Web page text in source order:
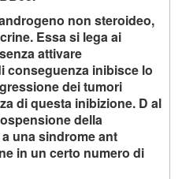
non steroideo,
Essa si lega ai
attivare
conseguenza inibisce lo
dei tumori
di questa inibizione. D al
della
una sindrome ant
in un certo numero di